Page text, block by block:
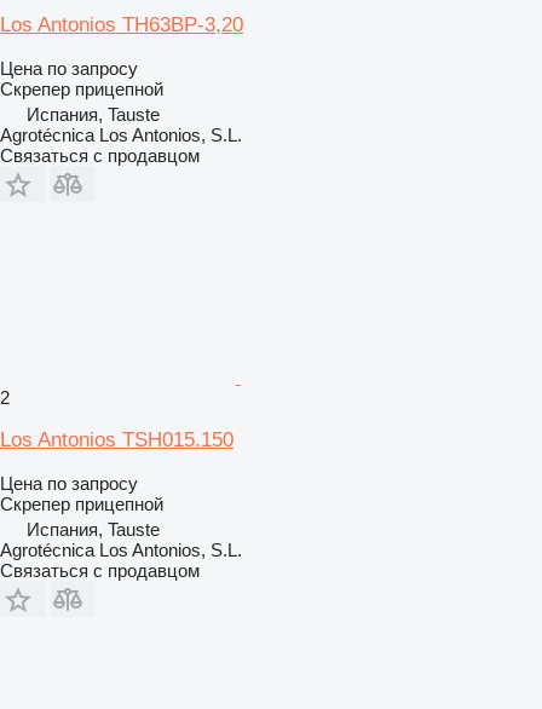
Los Antonios TH63BP-3,20
Цена по запросу
Скрепер прицепной
Испания, Tauste
Agrotécnica Los Antonios, S.L.
Связаться с продавцом
2
Los Antonios TSH015.150
Цена по запросу
Скрепер прицепной
Испания, Tauste
Agrotécnica Los Antonios, S.L.
Связаться с продавцом